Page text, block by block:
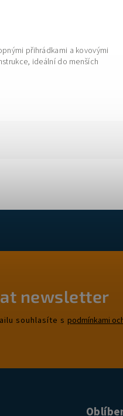
přihrádkami a kovovými
ideální do menších
newsletter
souhlasíte s podmínkami